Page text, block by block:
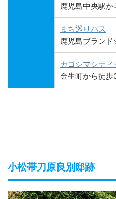
鹿児島中央駅か
まち巡りバス
鹿児島ブラン
カゴシマシティ
金生町から徒歩
小松帯刀原良別邸跡